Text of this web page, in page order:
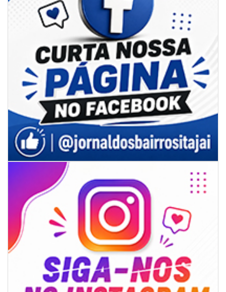
09/08/2026 | 07:00
Projeto BC em Traços está com inscrições abertas
ITAJAÍ